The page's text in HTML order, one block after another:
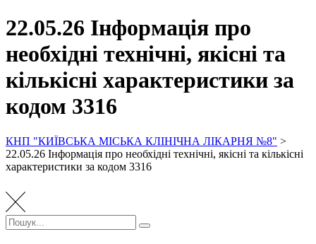
22.05.26 Інформація про
необхідні технічні, якісні та
кількісні характеристики за
кодом 3316
КНП "КИЇВСЬКА МІСЬКА КЛІНІЧНА ЛІКАРНЯ №8" >
22.05.26 Інформація про необхідні технічні, якісні та кількісні
характеристики за кодом 3316
Пошук:
Пошук